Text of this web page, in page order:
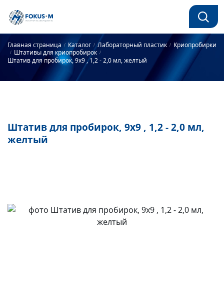
Главная страница Каталог Лабораторный пластик
Криопробирки
Штативы для криопробирок
Штатив для пробирок, 9х9 , 1,2 - 2,0 мл, желтый
Штатив для пробирок, 9х9 , 1,2 - 2,0 мл,
желтый